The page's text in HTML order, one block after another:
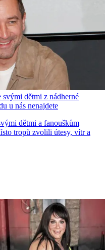
dětmi z nádherné
u nás nenajdete
dětmi a fanouškům
tropů zvolili útesy, vítr a